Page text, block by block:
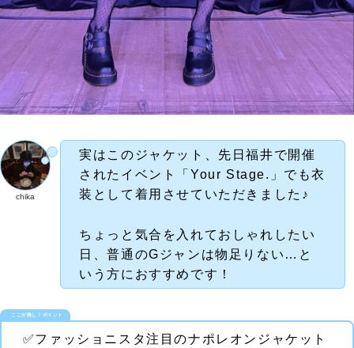
chika
実はこのジャケット、先日福井で開催
されたイベント「Your Stage.」でも衣
装として着用させていただきました♪
ちょっと気合を入れておしゃれしたい
日、普通のGジャンは物足りない…と
いう方におすすめです！
ここが推し！ポイント
✅ファッショニスタ注目のナポレオンジャケット